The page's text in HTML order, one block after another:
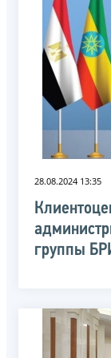
28.08.2024 13:35
группы